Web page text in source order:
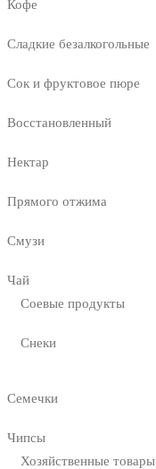
Кофе
Сладкие безалкогольные
Сок и фруктовое пюре
Восстановленный
Нектар
Прямого отжима
Смузи
Чай
Соевые продукты
Снеки
Семечки
Чипсы
Хозяйственные товары